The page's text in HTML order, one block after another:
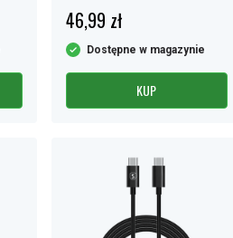
46,99 zł
Dostępne w magazynie
KUP